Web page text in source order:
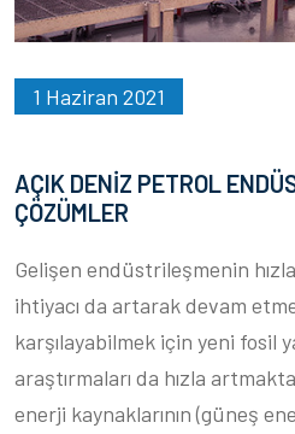
1 Haziran 2021
AÇIK DENİZ PETROL
ÇÖZÜMLER
Gelişen endüstrileşmenin
ihtiyacı da artarak devam
karşılayabilmek için yeni fosil
araştırmaları da hızla
enerji kaynaklarının (güneş